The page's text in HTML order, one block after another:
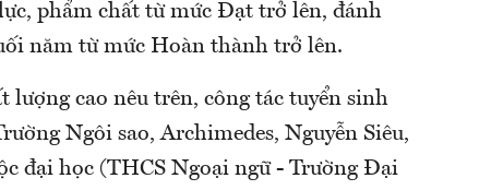
phẩm chất từ mức Đạt trở lên, đánh
năm từ mức Hoàn thành trở lên.
lượng cao nêu trên, công tác tuyển sinh
Ngôi sao, Archimedes, Nguyễn Siêu,
đại học (THCS Ngoại ngữ - Trường Đại